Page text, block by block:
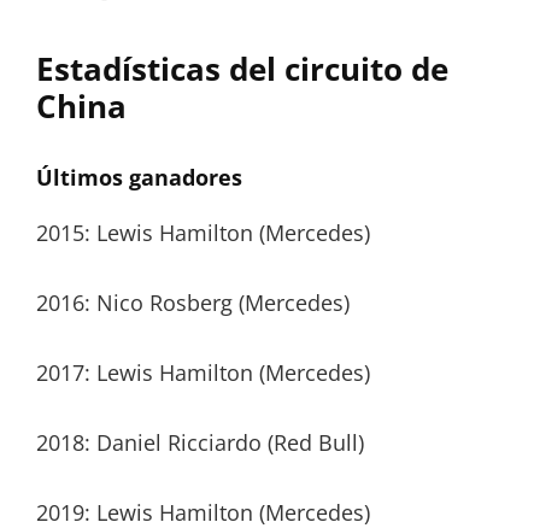
Estadísticas del circuito de
China
Últimos ganadores
2015: Lewis Hamilton (Mercedes)
2016: Nico Rosberg (Mercedes)
2017: Lewis Hamilton (Mercedes)
2018: Daniel Ricciardo (Red Bull)
2019: Lewis Hamilton (Mercedes)